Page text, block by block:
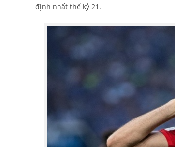
định nhất thế kỷ 21.